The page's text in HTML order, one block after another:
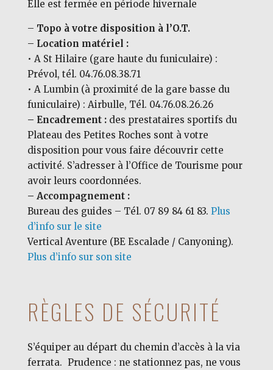
Elle est fermée en période hivernale
– Topo à votre disposition à l’O.T.
– Location matériel :
• A St Hilaire (gare haute du funiculaire) :
Prévol, tél. 04.76.08.38.71
• A Lumbin (à proximité de la gare basse du
funiculaire) : Airbulle, Tél. 04.76.08.26.26
– Encadrement :des prestataires sportifs du
Plateau des Petites Roches sont à votre
disposition pour vous faire découvrir cette
activité. S’adresser à l’Office de Tourisme pour
avoir leurs coordonnées.
– Accompagnement :
Bureau des guides – Tél. 07 89 84 61 83. Plus
d’info sur le site
Vertical Aventure (BE Escalade / Canyoning).
Plus d’info sur son site
RÈGLES DE SÉCURITÉ
S’équiper au départ du chemin d’accès à la via
ferrata. Prudence : ne stationnez pas, ne vous